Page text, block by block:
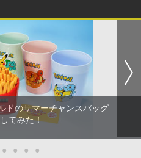
ドのサマーチャンスバッグ
てみた！
● ● ● ●